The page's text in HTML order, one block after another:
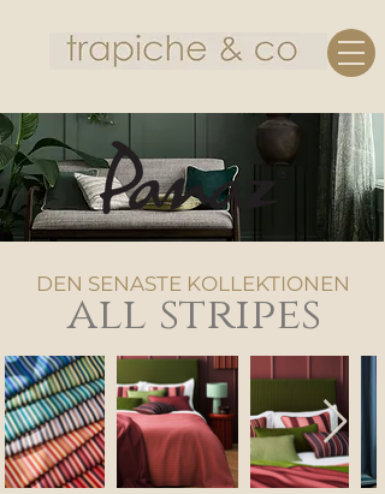
all stripes
DEN SENASTE KOLLEKTIONEN